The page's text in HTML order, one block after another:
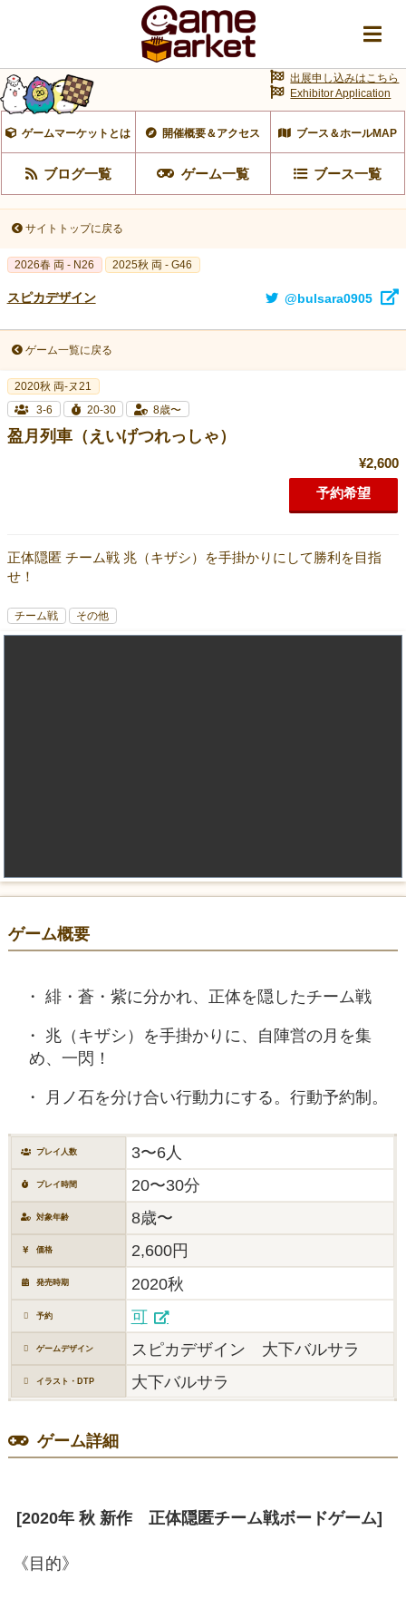
ゲームマーケットとは 開催概要＆アクセス ブース＆ホールMAP
ブログ一覧 ゲーム一覧 ブース一覧
出展申し込みはこちら
Exhibitor Application
サイトトップに戻る
2026春 両 - N26 2025秋 両 - G46
スピカデザイン @bulsara0905
ゲーム一覧に戻る
2020秋 両-ヌ21
3-6
20-30 8歳〜
盈月列車（えいげつれっしゃ）
¥2,600
予約希望
正体隠匿 チーム戦 兆（キザシ）を手掛かりにして勝利を目指
せ！
チーム戦 その他
ゲーム概要
緋・蒼・紫に分かれ、正体を隠したチーム戦
兆（キザシ）を手掛かりに、自陣営の月を集
め、一閃！
月ノ石を分け合い行動力にする。行動予約制。
プレイ人数 3〜6人
プレイ時間 20〜30分
対象年齢 8歳〜
価格 2,600円
発売時期 2020秋
予約 可
ゲームデザイン スピカデザイン 大下バルサラ
イラスト・DTP 大下バルサラ
ゲーム詳細
[2020年 秋 新作 正体隠匿チーム戦ボードゲーム]
《目的》